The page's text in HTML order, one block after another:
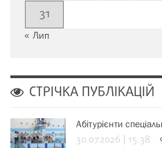
31
« Лип
СТРІЧКА ПУБЛІКАЦІЙ
Абітурієнти
30.07.2026 | 15:38